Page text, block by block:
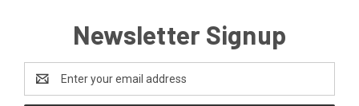
Newsletter Signup
Address